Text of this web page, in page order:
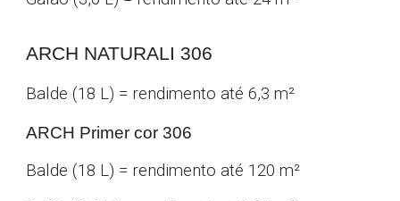
ARCH NATURALI 306
Balde(18 L) = rendimento até6,3 m²
ARCH Primer cor 306
Balde (18 L) = rendimento até 120 m²